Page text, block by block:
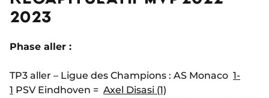
2023
Phase aller :
TP3 aller – Ligue des Champions : AS Monaco 1-
1 PSV Eindhoven = Axel Disasi (1)